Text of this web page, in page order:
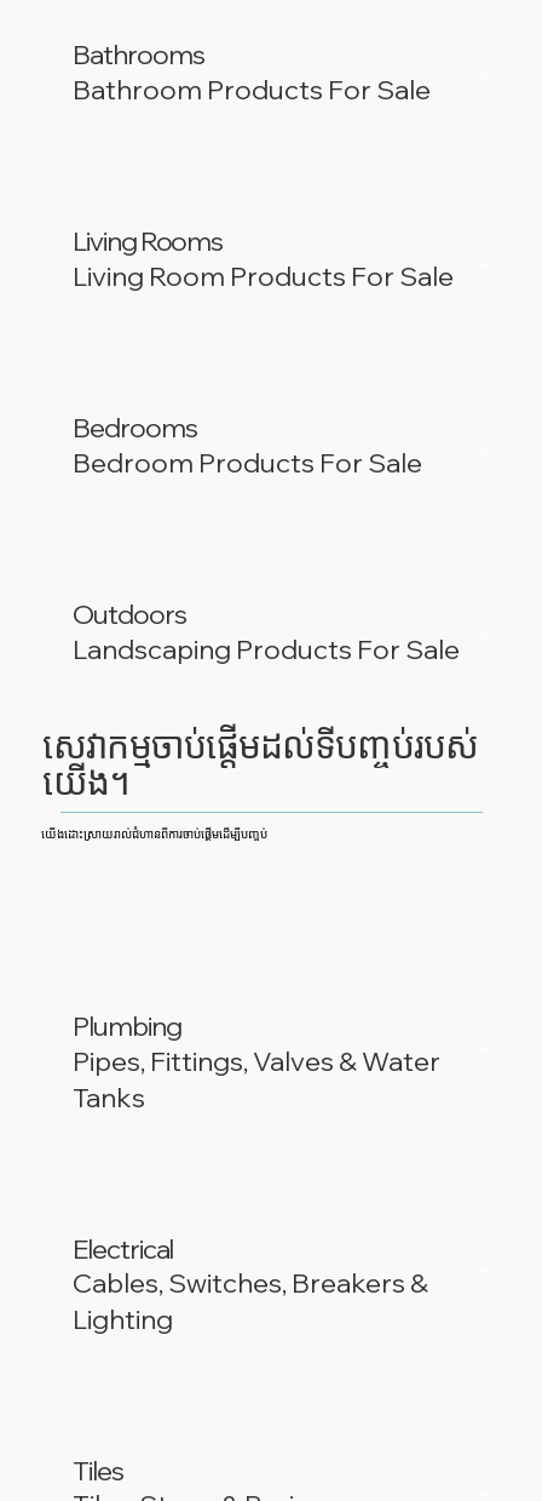
Bathrooms
Bathroom Products For Sale
Living Rooms
Living Room Products For Sale
Bedrooms
Bedroom Products For Sale
Outdoors
Landscaping Products For Sale
សេវាកម្មចាប់ផ្តើមដល់ទីបញ្ចប់របស់
យើង។
យើងដោះស្រាយរាល់ជំហានពីការចាប់ផ្តើមដើម្បីបញ្ចប់
Plumbing
Pipes, Fittings, Valves & Water
Tanks
Electrical
Cables, Switches, Breakers &
Lighting
Tiles